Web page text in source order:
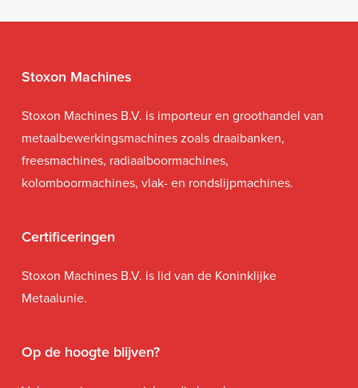
Stoxon Machines
Stoxon Machines B.V. is importeur en groothandel van
metaalbewerkingsmachines zoals draaibanken,
freesmachines, radiaalboormachines,
kolomboormachines, vlak- en rondslijpmachines.
Certificeringen
Stoxon Machines B.V. is lid van de Koninklijke
Metaalunie.
Op de hoogte blijven?